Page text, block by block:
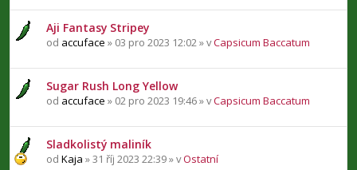
Aji Fantasy Stripey
od accuface » 03 pro 2023 12:02 » vCapsicum Baccatum
Sugar Rush Long Yellow
od accuface » 02 pro 2023 19:46 » vCapsicum Baccatum
Sladkolistý maliník
od Kaja » 31 říj 2023 22:39 » vOstatní